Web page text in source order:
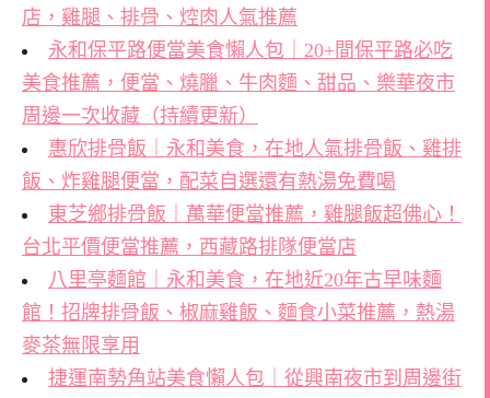
店，雞腿、排骨、焢肉人氣推薦
永和保平路便當美食懶人包｜20+間保平路必吃
美食推薦，便當、燒臘、牛肉麵、甜品、樂華夜市
周邊一次收藏（持續更新）
惠欣排骨飯｜永和美食，在地人氣排骨飯、雞排
飯、炸雞腿便當，配菜自選還有熱湯免費喝
東芝鄉排骨飯｜萬華便當推薦，雞腿飯超佛心！
台北平價便當推薦，西藏路排隊便當店
八里亭麵館｜永和美食，在地近20年古早味麵
館！招牌排骨飯、椒麻雞飯、麵食小菜推薦，熱湯
麥茶無限享用
捷運南勢角站美食懶人包｜從興南夜市到周邊街